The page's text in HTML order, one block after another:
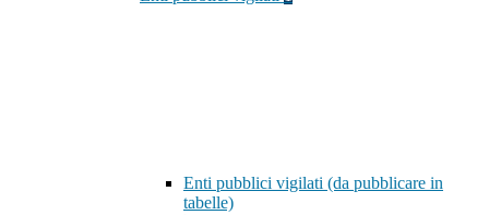
Enti pubblici vigilati (da pubblicare in
tabelle)